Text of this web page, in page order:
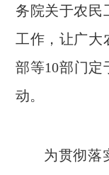
务院关于农民
工作，让广大
部等10部门定
动。
为贯彻落